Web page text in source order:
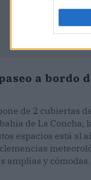
a bordo
de 2 cubiertas
de La Concha,
espacios está al
amplias y cómodas.